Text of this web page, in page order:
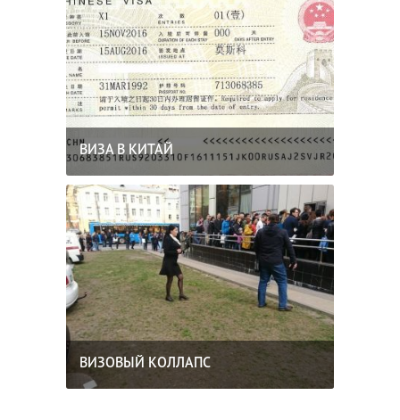
ВИЗА В КИТАЙ
ВИЗОВЫЙ КОЛЛАПС